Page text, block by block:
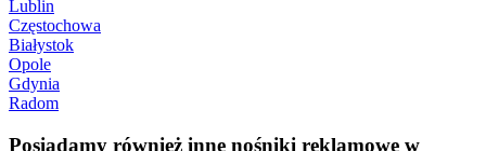
Lublin
Częstochowa
Białystok
Opole
Gdynia
Radom
Posiadamy również inne nośniki reklamowe w